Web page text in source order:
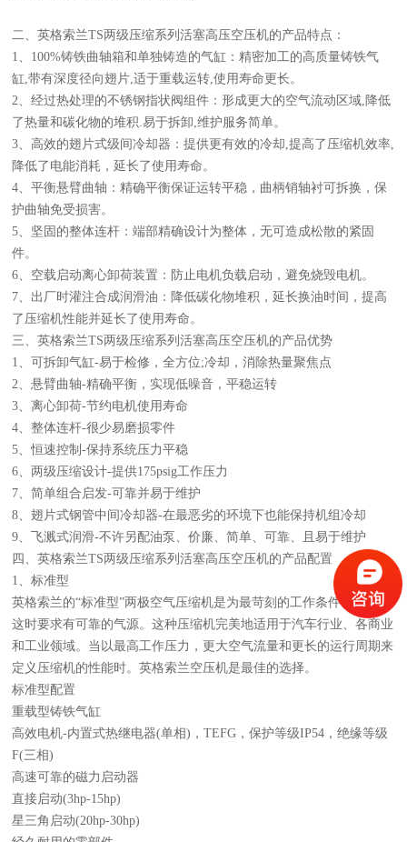
二、英格索兰TS两级压缩系列活塞高压空压机的产品特点：
1、100%铸铁曲轴箱和单独铸造的气缸：精密加工的高质量铸铁气
缸,带有深度径向翅片,适于重载运转,使用寿命更长。
2、经过热处理的不锈钢指状阀组件：形成更大的空气流动区域,降低
了热量和碳化物的堆积.易于拆卸,维护服务简单。
3、高效的翅片式级间冷却器：提供更有效的冷却,提高了压缩机效率,
降低了电能消耗，延长了使用寿命。
4、平衡悬臂曲轴：精确平衡保证运转平稳，曲柄销轴衬可拆换，保
护曲轴免受损害。
5、坚固的整体连杆：端部精确设计为整体，无可造成松散的紧固
件。
6、空载启动离心卸荷装置：防止电机负载启动，避免烧毁电机。
7、出厂时灌注合成润滑油：降低碳化物堆积，延长换油时间，提高
了压缩机性能并延长了使用寿命。
三、英格索兰TS两级压缩系列活塞高压空压机的产品优势
1、可拆卸气缸-易于检修，全方位;冷却，消除热量聚焦点
2、悬臂曲轴-精确平衡，实现低噪音，平稳运转
3、离心卸荷-节约电机使用寿命
4、整体连杆-很少易磨损零件
5、恒速控制-保持系统压力平稳
6、两级压缩设计-提供175psig工作压力
7、简单组合启发-可靠并易于维护
8、翅片式钢管中间冷却器-在最恶劣的环境下也能保持机组冷却
9、飞溅式润滑-不许另配油泵、价廉、简单、可靠、且易于维护
四、英格索兰TS两级压缩系列活塞高压空压机的产品配置
1、标准型
英格索兰的“标准型”两极空气压缩机是为最苛刻的工作条件设计的，
这时要求有可靠的气源。这种压缩机完美地适用于汽车行业、各商业
和工业领域。当以最高工作压力，更大空气流量和更长的运行周期来
定义压缩机的性能时。英格索兰空压机是最佳的选择。
标准型配置
重载型铸铁气缸
高效电机-内置式热继电器(单相)，TEFG，保护等级IP54，绝缘等级
F(三相)
高速可靠的磁力启动器
直接启动(3hp-15hp)
星三角启动(20hp-30hp)